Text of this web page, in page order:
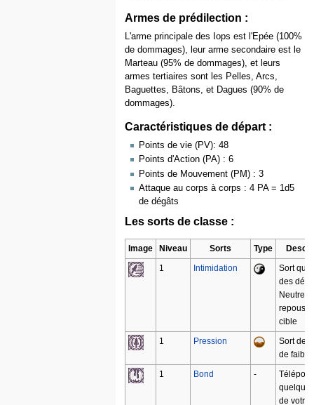
Armes de prédilection :
L'arme principale des Iops est l'Epée (100%
de dommages), leur arme secondaire est le
Marteau (95% de dommages), et leurs
armes tertiaires sont les Pelles, Arcs,
Baguettes, Bâtons, et Dagues (90% de
dommages).
Caractéristiques de départ :
Points de vie (PV): 48
Points d'Action (PA) : 6
Points de Mouvement (PM) : 3
Attaque au corps à corps : 4 PA = 1d5
de dégâts
Les sorts de classe :
Image Niveau Sorts Type
1
Intimidation
Sort qui
des
Neutres
cible
1
Pression
Sort de
de faible
1
Bond -
de votre